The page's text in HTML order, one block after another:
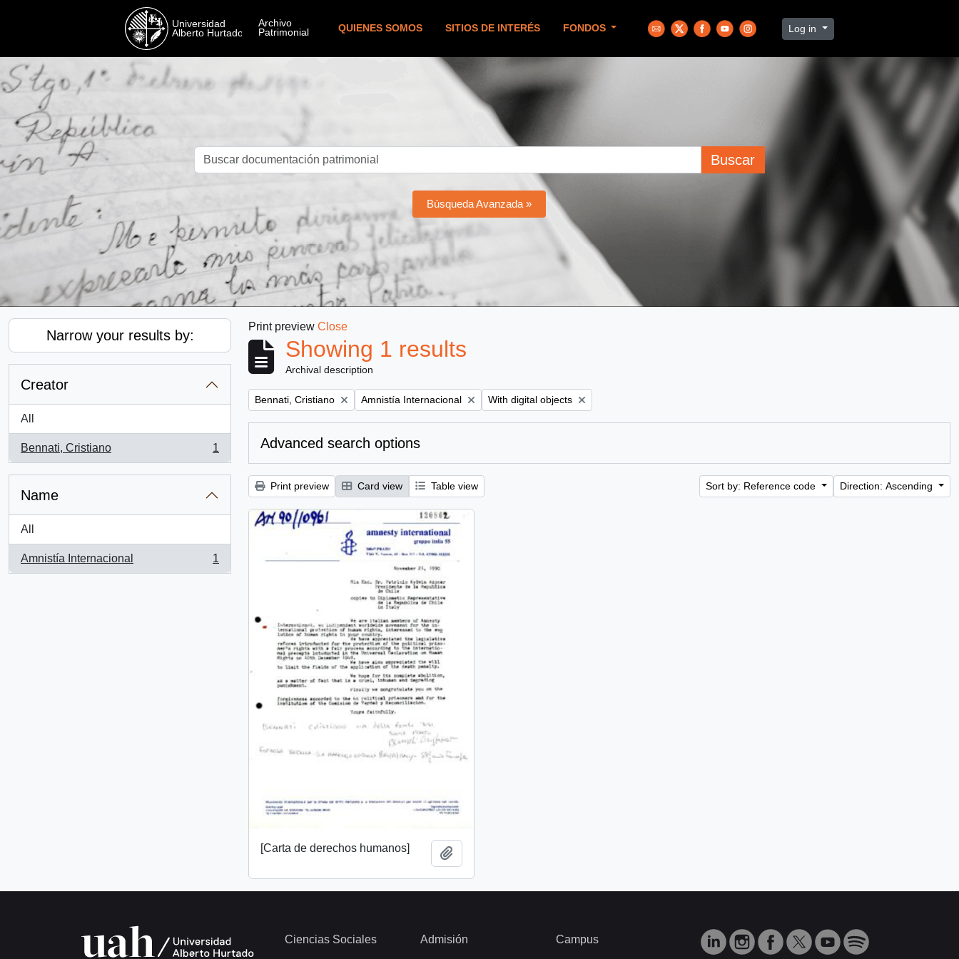
QUIENES SOMOS SITIOS DE INTERÉS FONDOS Log in
Buscar
Búsqueda Avanzada »
Narrow your results by:
Creator
All
Bennati, Cristiano
, 1 results
1
Name
All
Amnistía Internacional
, 1 results
1
Print preview Close
Showing 1 results
Archival description
Remove filter:
Bennati, Cristiano Remove filter:
Amnistía Internacional Remove filter:
With digital objects
Advanced search options
Print preview Card view Table view Sort by: Reference code Direction: Ascending
[Carta de derechos humanos]
Ciencias Sociales Admisión Campus